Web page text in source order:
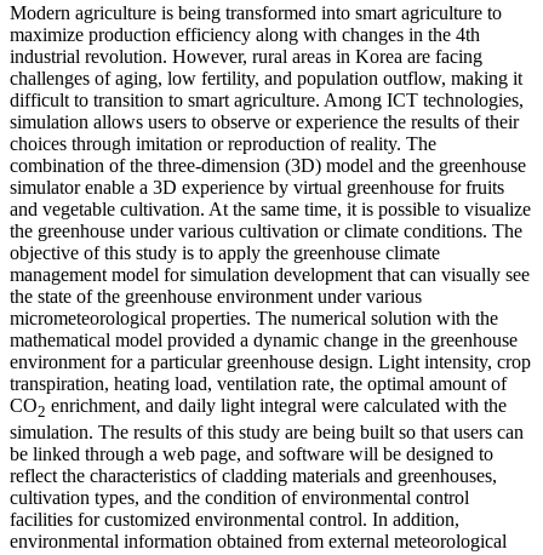
Modern agriculture is being transformed into smart agriculture to
maximize production efficiency along with changes in the 4th
industrial revolution. However, rural areas in Korea are facing
challenges of aging, low fertility, and population outflow, making it
difficult to transition to smart agriculture. Among ICT technologies,
simulation allows users to observe or experience the results of their
choices through imitation or reproduction of reality. The
combination of the three-dimension (3D) model and the greenhouse
simulator enable a 3D experience by virtual greenhouse for fruits
and vegetable cultivation. At the same time, it is possible to visualize
the greenhouse under various cultivation or climate conditions. The
objective of this study is to apply the greenhouse climate
management model for simulation development that can visually see
the state of the greenhouse environment under various
micrometeorological properties. The numerical solution with the
mathematical model provided a dynamic change in the greenhouse
environment for a particular greenhouse design. Light intensity, crop
transpiration, heating load, ventilation rate, the optimal amount of
CO2 enrichment, and daily light integral were calculated with the
simulation. The results of this study are being built so that users can
be linked through a web page, and software will be designed to
reflect the characteristics of cladding materials and greenhouses,
cultivation types, and the condition of environmental control
facilities for customized environmental control. In addition,
environmental information obtained from external meteorological